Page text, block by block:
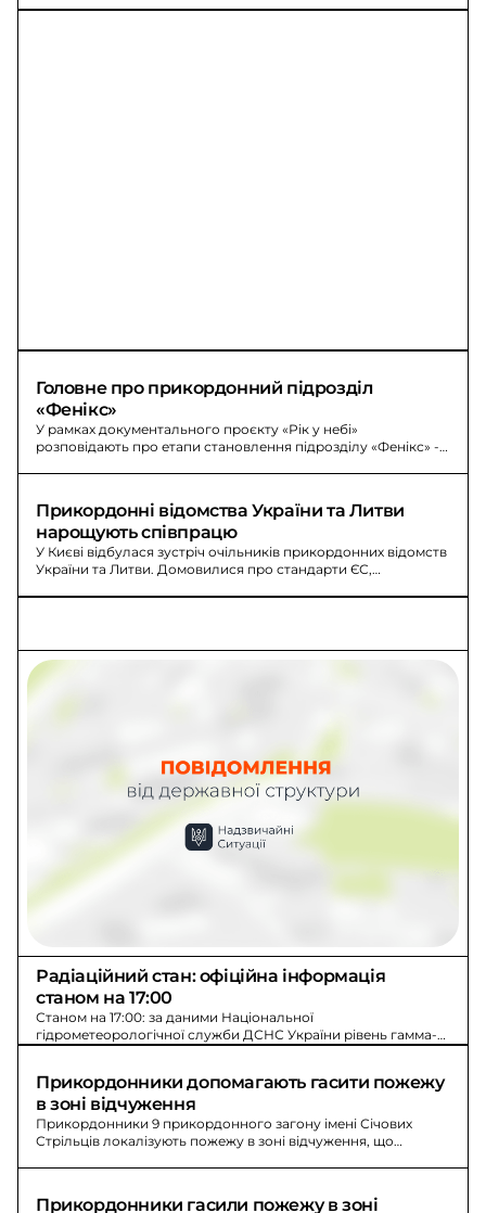
Головне про прикордонний підрозділ
«Фенікс»
У рамках документального проєкту «Рік у небі»
розповідають про етапи становлення підрозділу «Фенікс» -
Прикордонні відомства України та Литви
нарощують співпрацю
У Києві відбулася зустріч очільників прикордонних відомств
України та Литви. Домовилися про стандарти ЄС,
Радіаційний стан: офіційна інформація
станом на 17:00
Станом на 17:00: за даними Національної
гідрометеорологічної служби ДСНС України рівень гамма-
Прикордонники допомагають гасити пожежу
в зоні відчуження
Прикордонники 9 прикордонного загону імені Січових
Стрільців локалізують пожежу в зоні відчуження, що
Прикордонники гасили пожежу в зоні